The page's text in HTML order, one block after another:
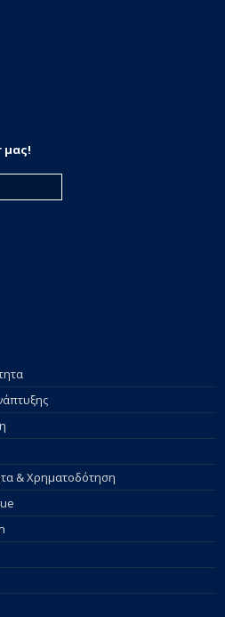
μας!
& Χρηματοδότηση